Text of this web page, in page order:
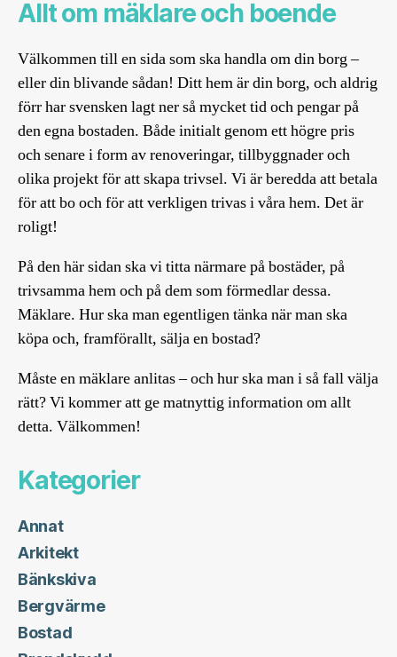
Allt om mäklare och boende
Välkommen till en sida som ska handla om din borg –
eller din blivande sådan! Ditt hem är din borg, och aldrig
förr har svensken lagt ner så mycket tid och pengar på
den egna bostaden. Både initialt genom ett högre pris
och senare i form av renoveringar, tillbyggnader och
olika projekt för att skapa trivsel. Vi är beredda att betala
för att bo och för att verkligen trivas i våra hem. Det är
roligt!
På den här sidan ska vi titta närmare på bostäder, på
trivsamma hem och på dem som förmedlar dessa.
Mäklare. Hur ska man egentligen tänka när man ska
köpa och, framförallt, sälja en bostad?
Måste en mäklare anlitas – och hur ska man i så fall välja
rätt? Vi kommer att ge matnyttig information om allt
detta. Välkommen!
Kategorier
Annat
Arkitekt
Bänkskiva
Bergvärme
Bostad